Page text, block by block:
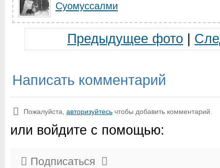
Суомуссалми
Предыдущее фото
Написать комментарий
Пожалуйста, авторизуйтесь чтобы добавить комментарий.
или войдите с помощью:
Подписаться